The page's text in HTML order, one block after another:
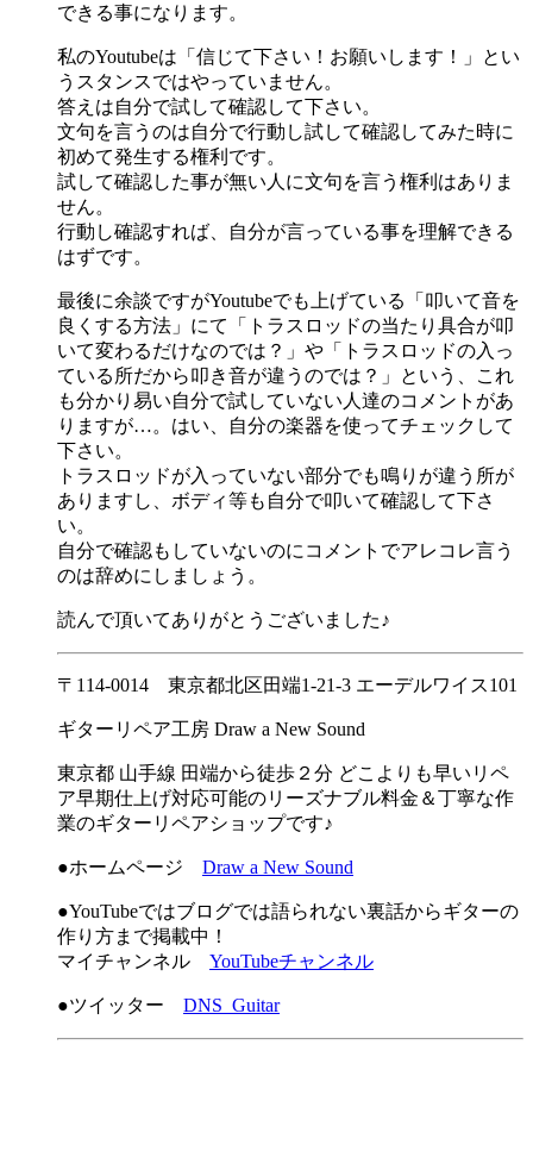
できる事になります。
私のYoutubeは「信じて下さい！お願いします！」とい
うスタンスではやっていません。
答えは自分で試して確認して下さい。
文句を言うのは自分で行動し試して確認してみた時に
初めて発生する権利です。
試して確認した事が無い人に文句を言う権利はありま
せん。
行動し確認すれば、自分が言っている事を理解できる
はずです。
最後に余談ですがYoutubeでも上げている「叩いて音を
良くする方法」にて「トラスロッドの当たり具合が叩
いて変わるだけなのでは？」や「トラスロッドの入っ
ている所だから叩き音が違うのでは？」という、これ
も分かり易い自分で試していない人達のコメントがあ
りますが…。はい、自分の楽器を使ってチェックして
下さい。
トラスロッドが入っていない部分でも鳴りが違う所が
ありますし、ボディ等も自分で叩いて確認して下さ
い。
自分で確認もしていないのにコメントでアレコレ言う
のは辞めにしましょう。
読んで頂いてありがとうございました♪
〒114-0014 東京都北区田端1-21-3 エーデルワイス101
ギターリペア工房 Draw a New Sound
東京都 山手線 田端から徒歩２分 どこよりも早いリペ
ア早期仕上げ対応可能のリーズナブル料金＆丁寧な作
業のギターリペアショップです♪
●ホームページ Draw a New Sound
●YouTubeではブログでは語られない裏話からギターの
作り方まで掲載中！
マイチャンネル YouTubeチャンネル
●ツイッター DNS_Guitar